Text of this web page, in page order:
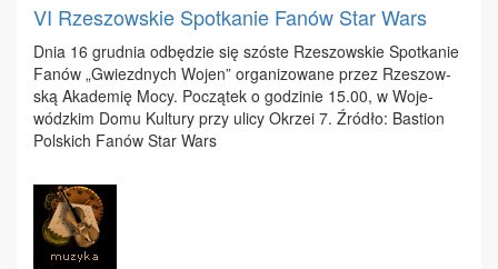
VI Rzeszowskie Spotkanie Fanów Star Wars
Dnia 16 grud­nia od­bę­dzie się szó­ste Rze­szow­skie Spo­tka­nie
Fa­nów „Gwiezd­nych Wo­jen” or­ga­ni­zo­wa­ne przez Rze­szow­
ską Aka­de­mię Mo­cy. Po­czą­tek o go­dzi­nie 15.00, w Wo­je­
wódz­kim Do­mu Kul­tu­ry przy uli­cy Okrzei 7. Źró­dło: Ba­stion
Pol­skich Fa­nów Star Wars